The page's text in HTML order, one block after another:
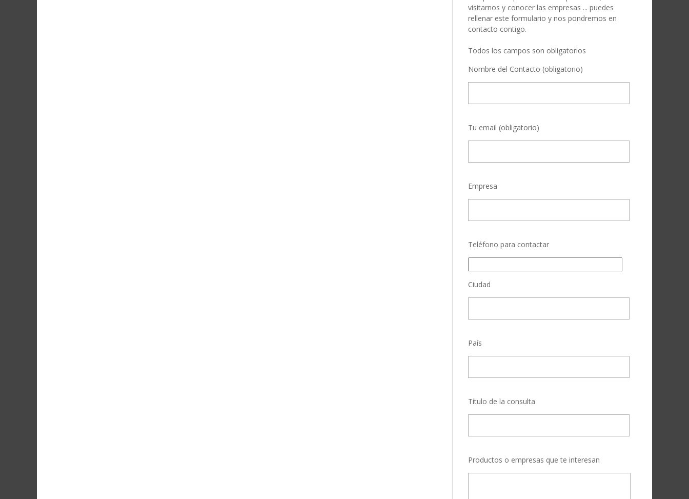
visitarnos y conocer las empresas ... puedes
rellenar este formulario y nos pondremos en
contacto contigo.
Todos los campos son obligatorios
Nombre del Contacto (obligatorio)
Tu email (obligatorio)
Empresa
Teléfono para contactar
Ciudad
País
Título de la consulta
Productos o empresas que te interesan